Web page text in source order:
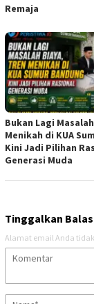
Remaja
Bukan Lagi
Menikah di KUA
Kini Jadi Pilihan
Generasi Muda
Tinggalkan
Alamat email Anda